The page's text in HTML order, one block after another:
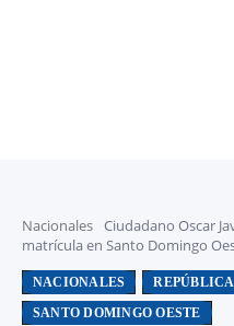
Nacionales Ciudadano Oscar
matrícula en Santo Domingo
NACIONALES
SANTO DOMINGO OESTE